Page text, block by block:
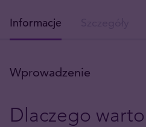
Informacje
Wprowadzenie
Dlaczego